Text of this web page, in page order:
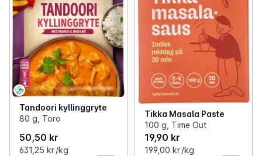
Tandoori kyllinggryte
80 g, Toro
50,50 kr
631,25 kr /kg
Tikka Masala Paste
100 g, Time Out
19,90 kr
199,00 kr /kg